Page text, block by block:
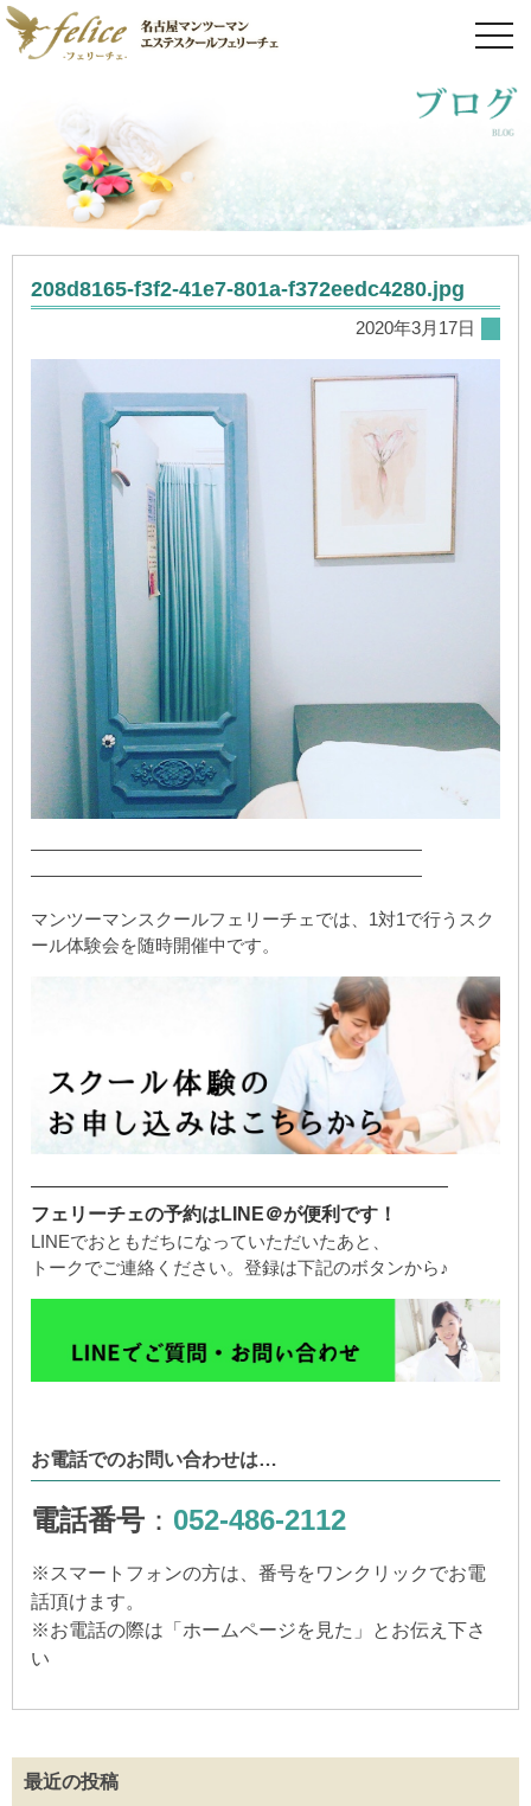
208d8165-f3f2-41e7-801a-f372eedc4280.jpg
2020年3月17日
——————————————————————
——————————————————————
マンツーマンスクールフェリーチェでは、1対1で行うスク
ール体験会を随時開催中です。
——————————————————————
フェリーチェの予約はLINE＠が便利です！
LINEでおともだちになっていただいたあと、
トークでご連絡ください。登録は下記のボタンから♪
お電話でのお問い合わせは…
電話番号 ： 052-486-2112
※スマートフォンの方は、番号をワンクリックでお電
話頂けます。
※お電話の際は「ホームページを見た」とお伝え下さ
い
最近の投稿